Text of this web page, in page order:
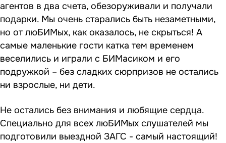
агентов в два счета, обезоруживали и получали
подарки. Мы очень старались быть незаметными,
но от люБИМых, как оказалось, не скрыться! А
самые маленькие гости катка тем временем
веселились и играли с БИМасиком и его
подружкой – без сладких сюрпризов не остались
ни взрослые, ни дети.
Не остались без внимания и любящие сердца.
Специально для всех люБИМых слушателей мы
подготовили выездной ЗАГС - самый настоящий!